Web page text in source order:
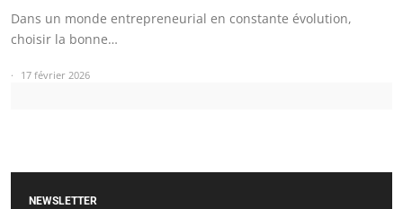
Dans un monde entrepreneurial en constante évolution,
choisir la bonne…
17 février 2026
NEWSLETTER